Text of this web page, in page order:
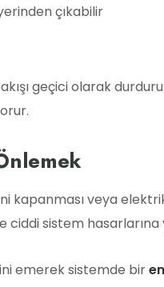
çıkabilir
geçici olarak
kapanması veya
sistem hasarlarına
emerek sistemde bir